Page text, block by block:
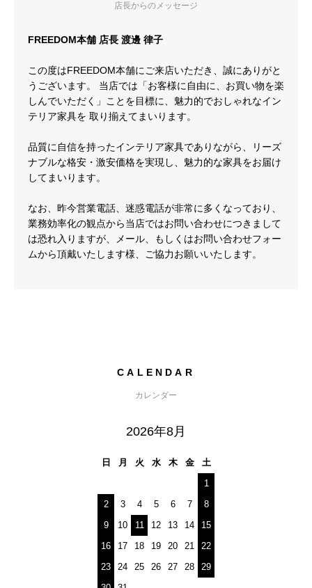
店長からのメッセージ
FREEDOM本舗 店長 渡邊 律子
この度はFREEDOM本舗にご来店いただき、誠にありがと
うございます。 当店では「お客様に自由に、お買い物を楽
しんでいただく」ことを目標に、魅力的でおしゃれなイン
テリア家具を 取り揃えてまいります。
品質に自信を持ったインテリア家具でありながら、リーズ
ナブルな格安・激安価格を実現し、魅力的な家具をお届け
してまいります。
なお、昨今営業電話、迷惑電話が非常に多くなっており、
業務効率化の観点から当店ではお問い合わせにつきまして
は恐れ入りますが、メール、もしくはお問い合わせフォー
ムから頂戴いたします様、ご協力お願いいたします。
CALENDAR
カレンダー
2026年8月
日 月 火 水 木 金
土
1
2
3 4 5 6 7
8
9
10 11 12 13 14
15
16
17 18 19 20 21
22
23
24 25 26 27 28
29